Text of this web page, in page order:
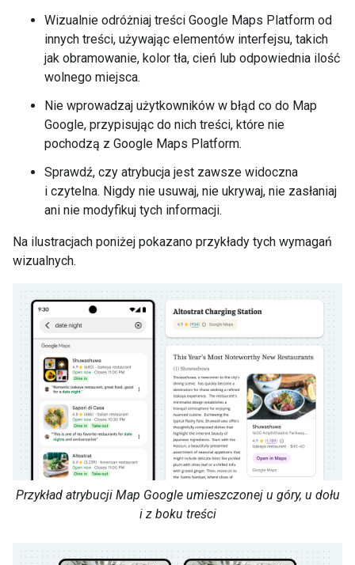
Wizualnie odróżniaj treści Google Maps Platform od
innych treści, używając elementów interfejsu, takich
jak obramowanie, kolor tła, cień lub odpowiednia ilość
wolnego miejsca.
Nie wprowadzaj użytkowników w błąd co do Map
Google, przypisując do nich treści, które nie
pochodzą z Google Maps Platform.
Sprawdź, czy atrybucja jest zawsze widoczna
i czytelna. Nigdy nie usuwaj, nie ukrywaj, nie zasłaniaj
ani nie modyfikuj tych informacji.
Na ilustracjach poniżej pokazano przykłady tych wymagań
wizualnych.
Przykład atrybucji Map Google umieszczonej u góry, u dołu
i z boku treści